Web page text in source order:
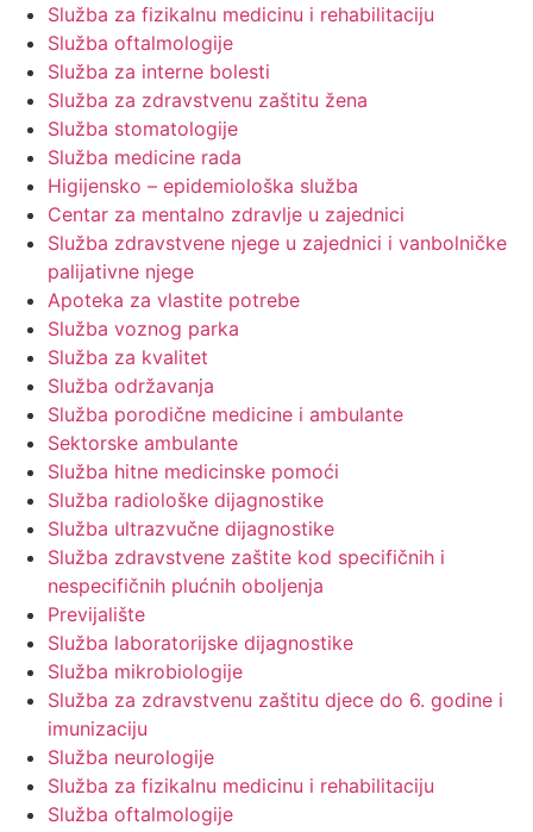
Služba za fizikalnu medicinu i rehabilitaciju
Služba oftalmologije
Služba za interne bolesti
Služba za zdravstvenu zaštitu žena
Služba stomatologije
Služba medicine rada
Higijensko – epidemiološka služba
Centar za mentalno zdravlje u zajednici
Služba zdravstvene njege u zajednici i vanbolničke
palijativne njege
Apoteka za vlastite potrebe
Služba voznog parka
Služba za kvalitet
Služba održavanja
Služba porodične medicine i ambulante
Sektorske ambulante
Služba hitne medicinske pomoći
Služba radiološke dijagnostike
Služba ultrazvučne dijagnostike
Služba zdravstvene zaštite kod specifičnih i
nespecifičnih plućnih oboljenja
Previjalište
Služba laboratorijske dijagnostike
Služba mikrobiologije
Služba za zdravstvenu zaštitu djece do 6. godine i
imunizaciju
Služba neurologije
Služba za fizikalnu medicinu i rehabilitaciju
Služba oftalmologije